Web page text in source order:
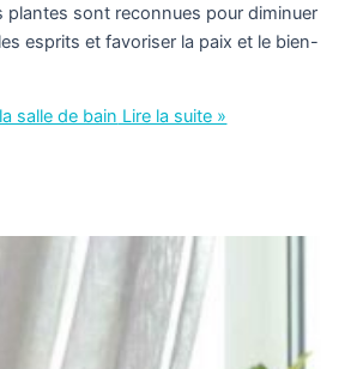
plantes sont reconnues pour diminuer
esprits et favoriser la paix et le bien-
salle de bain Lire la suite »